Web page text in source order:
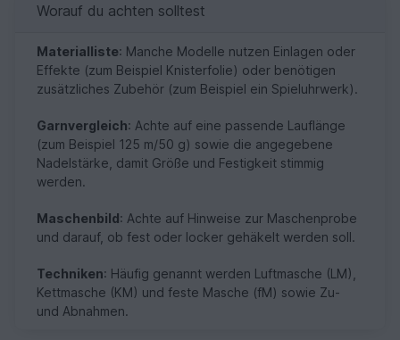
Worauf du achten solltest
Materialliste: Manche Modelle nutzen Einlagen oder
Effekte (zum Beispiel Knisterfolie) oder benötigen
zusätzliches Zubehör (zum Beispiel ein Spieluhrwerk).
Garnvergleich: Achte auf eine passende Lauflänge
(zum Beispiel 125 m/50 g) sowie die angegebene
Nadelstärke, damit Größe und Festigkeit stimmig
werden.
Maschenbild: Achte auf Hinweise zur Maschenprobe
und darauf, ob fest oder locker gehäkelt werden soll.
Techniken: Häufig genannt werden Luftmasche (LM),
Kettmasche (KM) und feste Masche (fM) sowie Zu-
und Abnahmen.